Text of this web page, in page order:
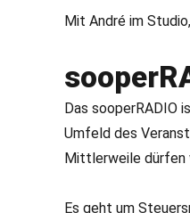
Mit André im
Das sooperRADIO
Umfeld des
Mittlerweile dürfen
Es geht um